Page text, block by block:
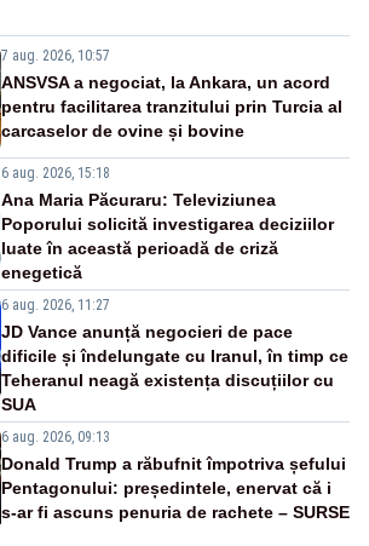
7 aug. 2026, 10:57
ANSVSA a negociat, la Ankara, un acord
pentru facilitarea tranzitului prin Turcia al
carcaselor de ovine și bovine
6 aug. 2026, 15:18
Ana Maria Păcuraru: Televiziunea
Poporului solicită investigarea deciziilor
luate în această perioadă de criză
enegetică
6 aug. 2026, 11:27
JD Vance anunță negocieri de pace
dificile și îndelungate cu Iranul, în timp ce
Teheranul neagă existența discuțiilor cu
SUA
6 aug. 2026, 09:13
Donald Trump a răbufnit împotriva șefului
Pentagonului: președintele, enervat că i
s-ar fi ascuns penuria de rachete – SURSE